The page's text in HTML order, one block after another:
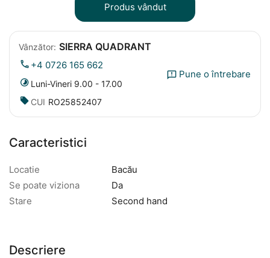
Produs vândut
Vânzător: SIERRA QUADRANT
+4 0726 165 662
Luni-Vineri 9.00 - 17.00
CUI RO25852407
Pune o întrebare
Caracteristici
Locatie
Bacău
Se poate viziona
Da
Stare
Second hand
Descriere